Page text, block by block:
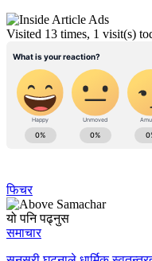
Visited 13 times, 1 visit(s)
फिचर
यो पनि पढ्नुस
समाचार